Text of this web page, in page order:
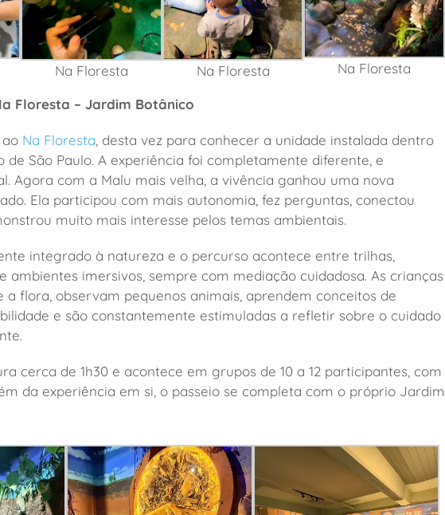
Na Floresta Na Floresta Na Floresta
Floresta – Jardim Botânico
Na Floresta , desta vez para conhecer a unidade instalada dentro
de São Paulo. A experiência foi completamente diferente, e
Agora com a Malu mais velha, a vivência ganhou uma nova
Ela participou com mais autonomia, fez perguntas, conectou
muito mais interesse pelos temas ambientais.
integrado à natureza e o percurso acontece entre trilhas,
ambientes imersivos, sempre com mediação cuidadosa. As crianças
a flora, observam pequenos animais, aprendem conceitos de
e são constantemente estimuladas a refletir sobre o cuidado
cerca de 1h30 e acontece em grupos de 10 a 12 participantes, com
da experiência em si, o passeio se completa com o próprio Jardim